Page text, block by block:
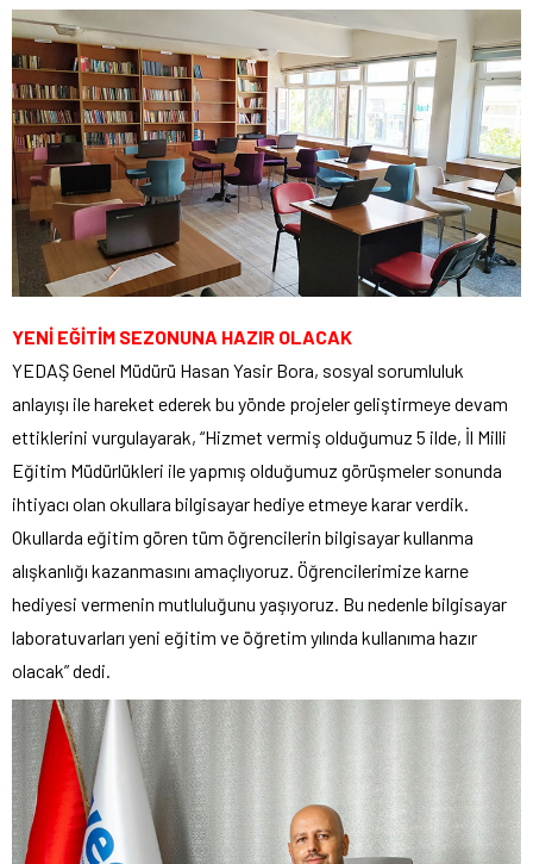
YENİ EĞİTİM SEZONUNA HAZIR OLACAK
YEDAŞ Genel Müdürü Hasan Yasir Bora, sosyal sorumluluk
anlayışı ile hareket ederek bu yönde projeler geliştirmeye devam
ettiklerini vurgulayarak, “Hizmet vermiş olduğumuz 5 ilde, İl Milli
Eğitim Müdürlükleri ile yapmış olduğumuz görüşmeler sonunda
ihtiyacı olan okullara bilgisayar hediye etmeye karar verdik.
Okullarda eğitim gören tüm öğrencilerin bilgisayar kullanma
alışkanlığı kazanmasını amaçlıyoruz. Öğrencilerimize karne
hediyesi vermenin mutluluğunu yaşıyoruz. Bu nedenle bilgisayar
laboratuvarları yeni eğitim ve öğretim yılında kullanıma hazır
olacak” dedi.